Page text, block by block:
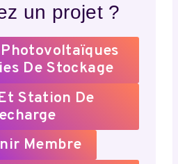
un projet ?
De Stockage
Station De
Membre